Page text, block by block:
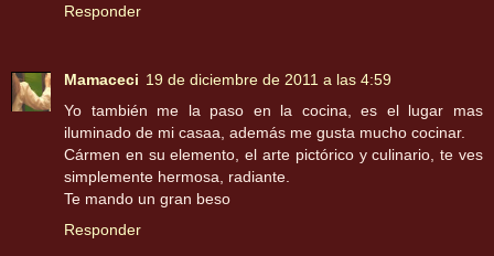
Responder
Mamaceci 19 de diciembre de 2011 a las 4:59
Yo también me la paso en la cocina, es el lugar mas
iluminado de mi casaa, además me gusta mucho cocinar.
Cármen en su elemento, el arte pictórico y culinario, te ves
simplemente hermosa, radiante.
Te mando un gran beso
Responder